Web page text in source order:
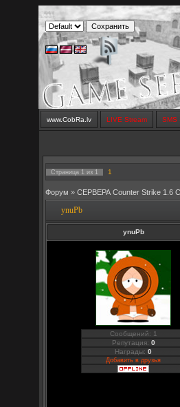
www.CobRa.lv LIVE Stream SMS
Страница 1 из 1 1
Форум » СЕРВЕРА Counter Strike 1.6
ynuPb
ynuPb
Сообщений: 1
Репутация: 0
Награды:0
Добавить в друзья